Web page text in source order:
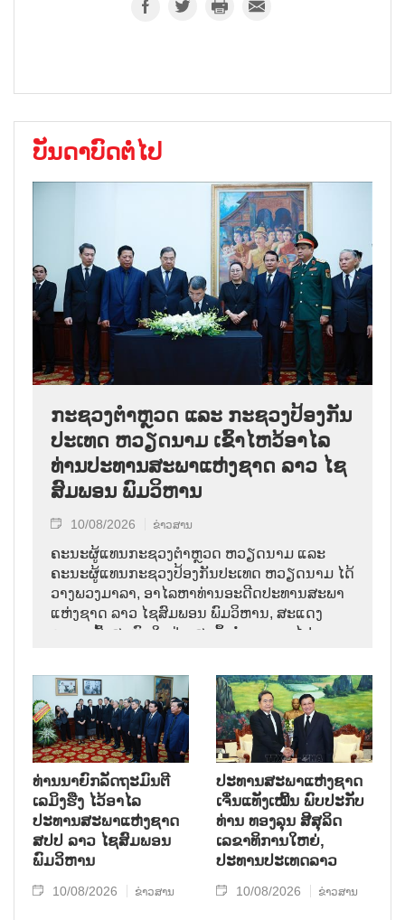
ບັນດາບົດຕໍ່ໄປ
ກະຊວງຕຳຫຼວດ ແລະ ກະຊວງປ້ອງກັນ
ປະເທດ ຫວຽດນາມ ເຂົ້າໄຫວ້ອາໄລ
ທ່ານປະທານສະພາແຫ່ງຊາດ ລາວ ໄຊ
ສົມພອນ ພົມວິຫານ
10/08/2026 ຂ່າວສານ
ຄະນະຜູ້ແທນກະຊວງຕຳຫຼວດ ຫວຽດນາມ ແລະ
ຄະນະຜູ້ແທນກະຊວງປ້ອງກັນປະເທດ ຫວຽດນາມ ໄດ້
ວາງພວງມາລາ, ອາໄລຫາທ່ານອະດີດປະທານສະພາ
ແຫ່ງຊາດ ລາວ ໄຊສົມພອນ ພົມວິຫານ, ສະແດງ
ຄວາມເສົ້າສະຫຼົດໃຈຢ່າງສຸດຊຶ້ງຕໍ່ການຈາກໄປຂອງ
ສະພາແຫ່ງຊາດ ແລະ ປະຊາຊົນ ລາວ ບັນດາເຜົ່າ.
ທ່ານນາຍົກລັດຖະມົນຕີ
ເລມິງຮືງ ໄວ້ອາໄລ
ປະທານສະພາແຫ່ງຊາດ
ສປປ ລາວ ໄຊສົມພອນ
ພົມວິຫານ
10/08/2026 ຂ່າວສານ
ປະທານສະພາແຫ່ງຊາດ
ເຈິ່ນແທັງເໝີ້ນ ພົບປະກັບ
ທ່ານ ທອງລຸນ ສີສຸລິດ
ເລຂາທິການໃຫຍ່,
ປະທານປະເທດລາວ
10/08/2026 ຂ່າວສານ